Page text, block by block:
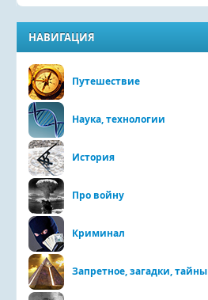
НАВИГАЦИЯ
Путешествие
Наука, технологии
История
Про войну
Криминал
Запретное, загадки, тайны